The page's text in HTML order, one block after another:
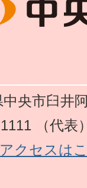
央市臼井
（代表
クセスは